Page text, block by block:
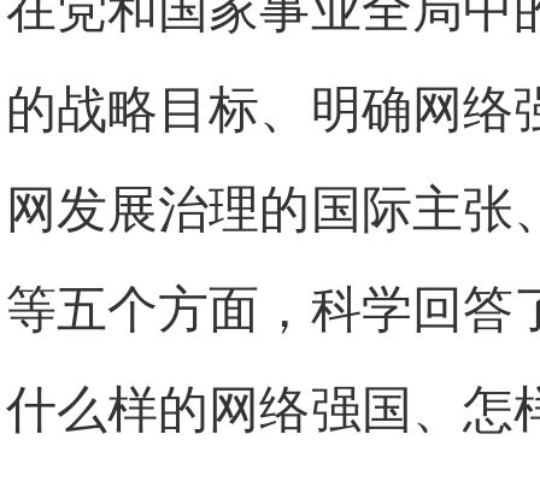
的战略目标、明确网络
网发展治理的国际主张
等五个方面，科学回答
什么样的网络强国、怎